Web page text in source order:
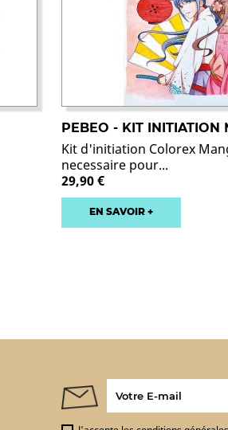
PEBEO - KIT INITIATION
Kit d'initiation Colorex
necessaire pour...
29,90 €
EN SAVOIR +